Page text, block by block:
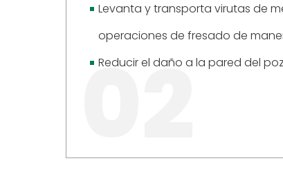
Levanta y transporta virutas de
operaciones de fresado de
Reducir el daño a la pared del
02